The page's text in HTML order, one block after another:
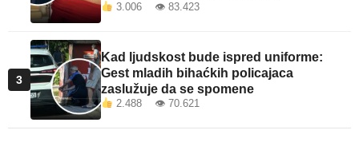
3.006 👁 83.423
3
Kad ljudskost bude ispred uniforme:
Gest mladih bihaćkih policajaca
zaslužuje da se spomene
2.488 👁 70.621